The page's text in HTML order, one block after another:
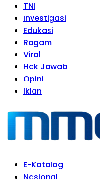
TNI
Investigasi
Edukasi
Ragam
Viral
Hak Jawab
Opini
Iklan
E-Katalog